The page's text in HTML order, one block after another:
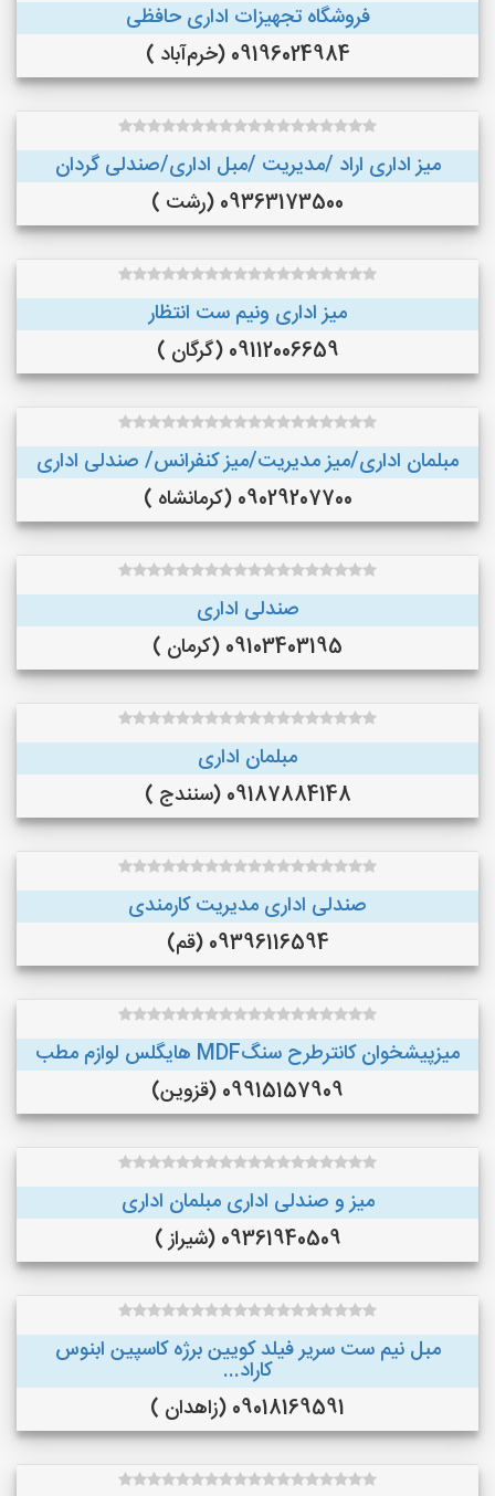
فروشگاه تجهیزات اداری حافظی
09196024984 (خرم‌آباد )
میز اداری اراد /مدیریت /مبل اداری/صندلی گردان
09363173500 (رشت )
میز اداری ونیم ست انتظار
09112006659 (گرگان )
مبلمان اداری/میز مدیریت/میز کنفرانس/ صندلی اداری
09029207700 (کرمانشاه )
صندلی اداری
09103403195 (کرمان )
مبلمان اداری
09187884148 (سنندج )
صندلی اداری مدیریت کارمندی
09396116594 (قم)
میزپیشخوان کانترطرح سنگMDF هایگلس لوازم مطب
09915157909 (قزوین)
میز و صندلی اداری مبلمان اداری
09361940509 (شیراز )
مبل نیم ست سریر فیلد کویین برژه کاسپین ابنوس
کاراد...
09018169591 (زاهدان )